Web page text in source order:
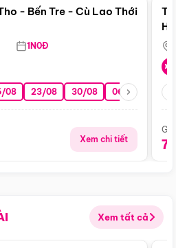
- Bến Tre - Cù Lao Thới
1N0Đ
08 23/08 30/08 06/09 13/09
Xem chi tiết
Xem tất cả
Điểm nổi bật